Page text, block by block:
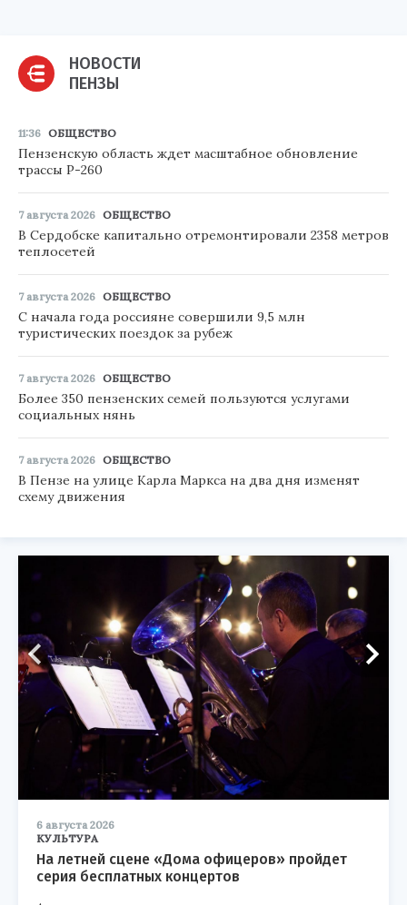
НОВОСТИ
ПЕНЗЫ
11:36 ОБЩЕСТВО
Пензенскую область ждет масштабное обновление
трассы Р-260
7 августа 2026 ОБЩЕСТВО
В Сердобске капитально отремонтировали 2358 метров
теплосетей
7 августа 2026 ОБЩЕСТВО
С начала года россияне совершили 9,5 млн
туристических поездок за рубеж
7 августа 2026 ОБЩЕСТВО
Более 350 пензенских семей пользуются услугами
социальных нянь
7 августа 2026 ОБЩЕСТВО
В Пензе на улице Карла Маркса на два дня изменят
схему движения
6 августа 2026
КУЛЬТУРА
На летней сцене «Дома офицеров» пройдет
серия бесплатных концертов